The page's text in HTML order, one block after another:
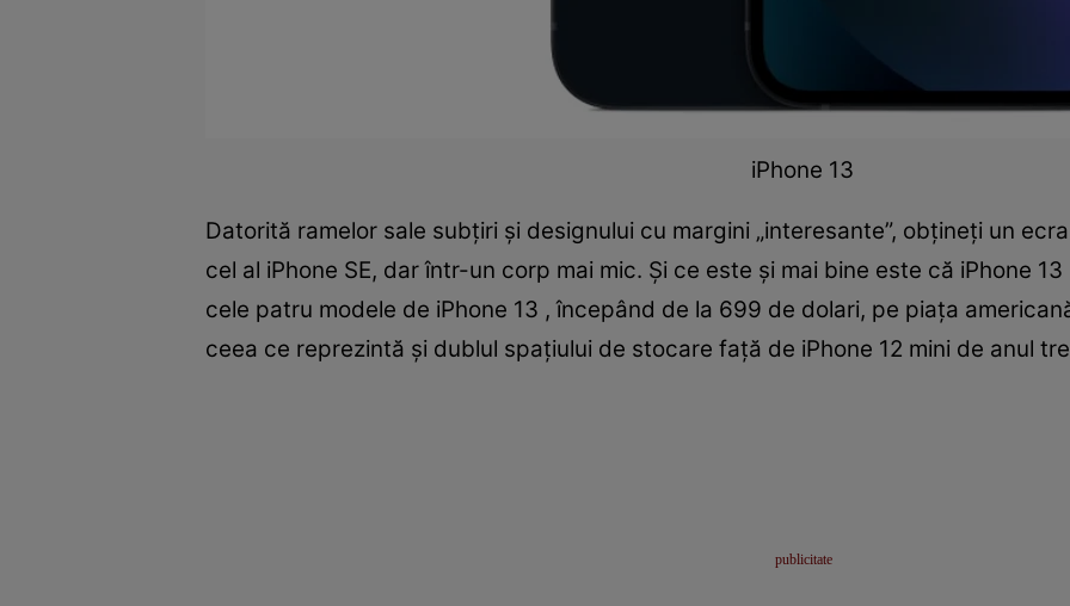
iPhone 13
Datorită ramelor sale subțiri și designului cu margini „interesante”, obțineți un
cel al iPhone SE, dar într-un corp mai mic. Și ce este și mai bine este că iPhone
cele patru modele de iPhone 13 , începând de la 699 de dolari, pe piața
ceea ce reprezintă și dublul spațiului de stocare față de iPhone 12 mini de anul